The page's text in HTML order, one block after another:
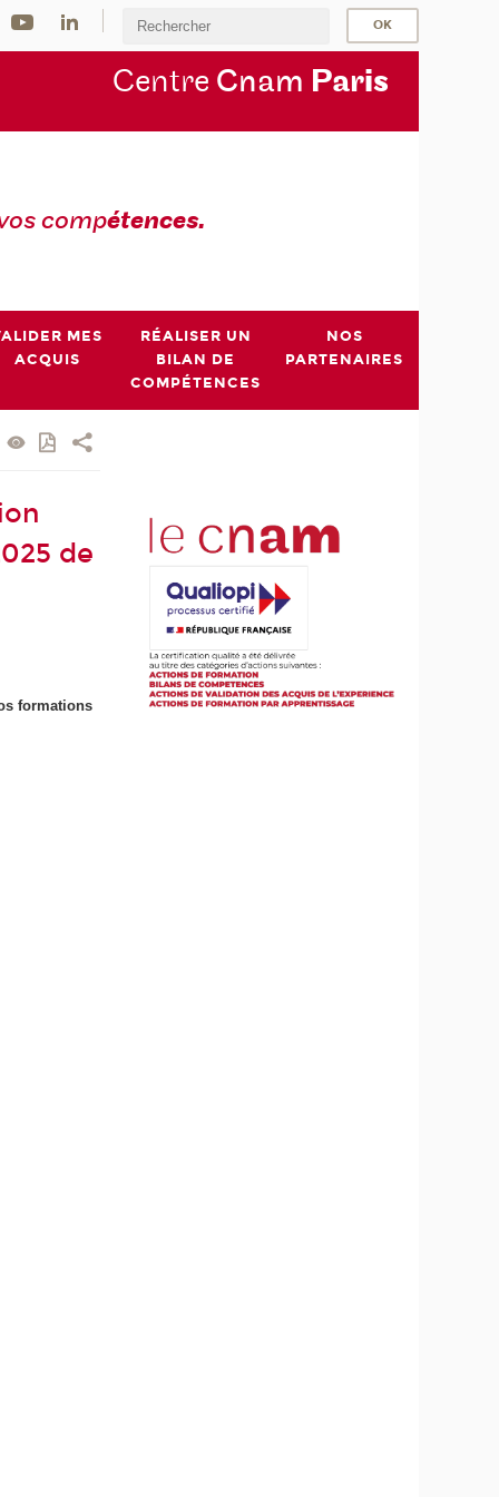
Centre Cnam Paris
compétences.
MES
ACQUIS
RÉALISER UN
BILAN DE
COMPÉTENCES
NOS
PARTENAIRES
de
formations